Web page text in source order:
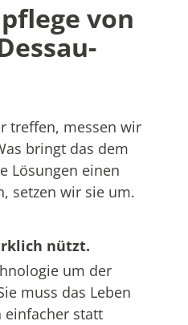
von
treffen, messen wir
bringt das dem
Lösungen einen
setzen wir sie um.
nützt.
um der
muss das Leben
statt